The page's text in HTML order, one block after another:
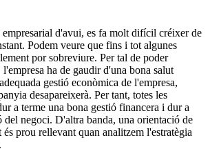
d'avui, es fa molt difícil créixer de
Podem veure que fins i tot algunes
por sobreviure. Per tal de poder
l'empresa ha de gaudir d'una bona salut
gestió econòmica de l'empresa,
desapareixerà. Per tant, totes les
a terme una bona gestió financera i dur a
del negoci. D'altra banda, una orientació de
prou rellevant quan analitzem l'estratègia